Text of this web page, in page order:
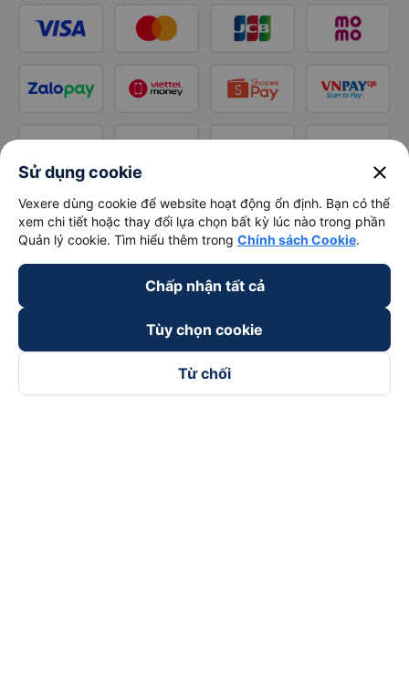
Sử dụng cookie close
Vexere dùng cookie để website hoạt động ổn định. Bạn có thể
xem chi tiết hoặc thay đổi lựa chọn bất kỳ lúc nào trong phần
Quản lý cookie. Tìm hiểu thêm trong Chính sách Cookie.
Chấp nhận tất cả
Tùy chọn cookie
Từ chối